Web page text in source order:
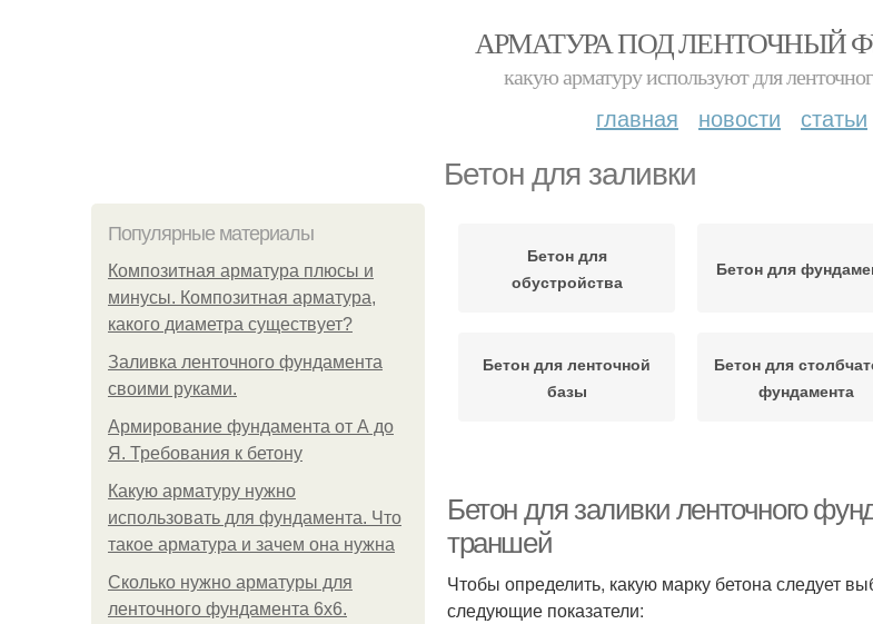
АРМАТУРА ПОД ЛЕНТОЧНЫЙ
какую арматуру используют для
главная новости статьи
Бетон для заливки
Популярные материалы
Композитная арматура плюсы и
минусы. Композитная арматура,
какого диаметра существует?
Заливка ленточного фундамента
своими руками.
Армирование фундамента от А до
Я. Требования к бетону
Какую арматуру нужно
использовать для фундамента. Что
такое арматура и зачем она нужна
Сколько нужно арматуры для
ленточного фундамента 6х6.
Бетон для
обустройства
Бетон для
Бетон для ленточной
базы
Бетон для
фундамента
Бетон для заливки ленточного
траншей
Чтобы определить, какую марку бетона следует
следующие показатели: